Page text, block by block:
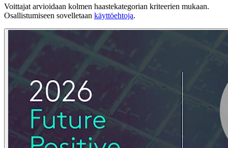
Voittajat arvioidaan kolmen haastekategorian kriteerien mukaan.
Osallistumiseen sovelletaan käyttöehtoja.